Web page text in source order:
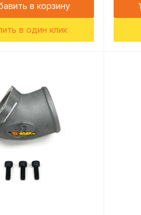
в корзину
в один клик